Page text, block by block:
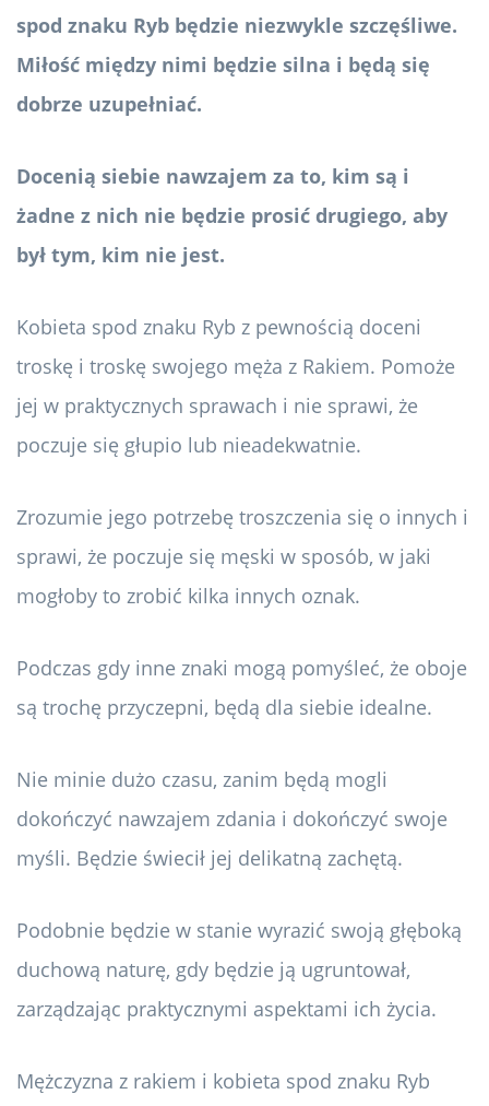
spod znaku Ryb będzie niezwykle szczęśliwe.
Miłość między nimi będzie silna i będą się
dobrze uzupełniać.
Docenią siebie nawzajem za to, kim są i
żadne z nich nie będzie prosić drugiego, aby
był tym, kim nie jest.
Kobieta spod znaku Ryb z pewnością doceni
troskę i troskę swojego męża z Rakiem. Pomoże
jej w praktycznych sprawach i nie sprawi, że
poczuje się głupio lub nieadekwatnie.
Zrozumie jego potrzebę troszczenia się o innych i
sprawi, że poczuje się męski w sposób, w jaki
mogłoby to zrobić kilka innych oznak.
Podczas gdy inne znaki mogą pomyśleć, że oboje
są trochę przyczepni, będą dla siebie idealne.
Nie minie dużo czasu, zanim będą mogli
dokończyć nawzajem zdania i dokończyć swoje
myśli. Będzie świecił jej delikatną zachętą.
Podobnie będzie w stanie wyrazić swoją głęboką
duchową naturę, gdy będzie ją ugruntował,
zarządzając praktycznymi aspektami ich życia.
Mężczyzna z rakiem i kobieta spod znaku Ryb